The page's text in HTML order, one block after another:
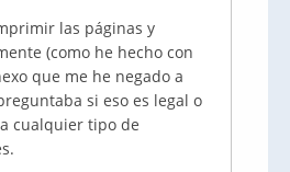
las páginas y
(como he hecho con
que me he negado a
si eso es legal o
cualquier tipo de